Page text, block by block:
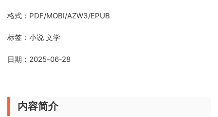
格式：PDF/MOBI/AZW3/EPUB
标签：小说 文学
日期：2025-06-28
内容简介